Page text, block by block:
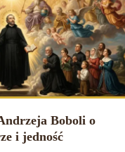
Boboli o
i jedność